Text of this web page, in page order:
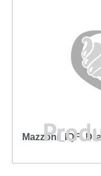
Mazzoni_IQF-